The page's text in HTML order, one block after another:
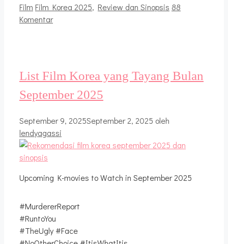
Kategori
Film Tag
Film Korea 2025, Review dan Sinopsis 88
Komentar
List Film Korea yang Tayang Bulan
September 2025
September 9, 2025September 2, 2025 oleh
lendyagassi
Upcoming K-movies to Watch in September 2025
#MurdererReport
#RuntoYou
#TheUgly #Face